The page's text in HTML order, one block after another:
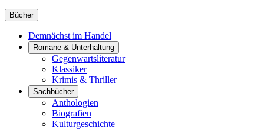
Bücher
Demnächst im Handel
Romane & Unterhaltung
Gegenwartsliteratur
Klassiker
Krimis & Thriller
Sachbücher
Anthologien
Biografien
Kulturgeschichte